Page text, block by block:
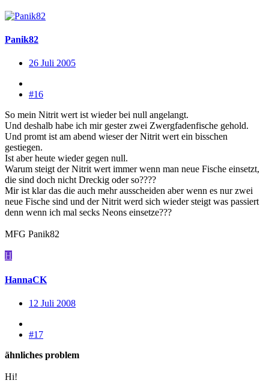
Panik82
26 Juli 2005
#16
So mein Nitrit wert ist wieder bei null angelangt.
Und deshalb habe ich mir gester zwei Zwergfadenfische gehold.
Und promt ist am abend wieser der Nitrit wert ein bisschen
gestiegen.
Ist aber heute wieder gegen null.
Warum steigt der Nitrit wert immer wenn man neue Fische einsetzt,
die sind doch nicht Dreckig oder so????
Mir ist klar das die auch mehr ausscheiden aber wenn es nur zwei
neue Fische sind und der Nitrit werd sich wieder steigt was passiert
denn wenn ich mal secks Neons einsetze???
MFG Panik82
H
HannaCK
12 Juli 2008
#17
ähnliches problem
Hi!